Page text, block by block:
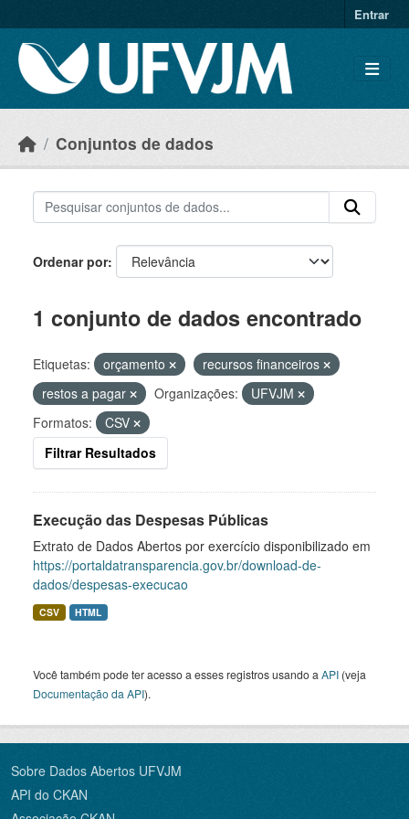
Entrar
Conjuntos de dados
Ordenar por
1 conjunto de dados encontrado
Etiquetas: orçamento
recursos financeiros
restos a pagar
Organizações:
UFVJM
Formatos:
CSV
Filtrar Resultados
Execução das Despesas Públicas
Extrato de Dados Abertos por exercício disponibilizado em
https://portaldatransparencia.gov.br/download-de-
dados/despesas-execucao
CSV HTML
Você também pode ter acesso a esses registros usando a API (veja
Documentação da API).
Sobre Dados Abertos UFVJM
API do CKAN